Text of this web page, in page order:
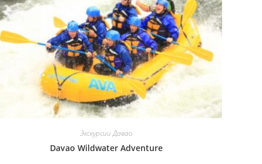
Экскурсии Давао
Davao Wildwater Adventure